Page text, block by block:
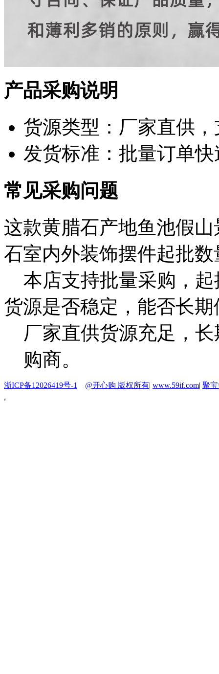
产品采购说明
货源类型：厂家直供
发货标准：批量订单
常见采购问题
这款黄腊石产地鱼池假
石室内外装饰摆件起批
本店支持批量采购，
货源是否稳定，能否长期
厂家直供货源充足，
购商。
浙ICP备12026419号-1 @开心购 版权所有| www.59if.com| 聚